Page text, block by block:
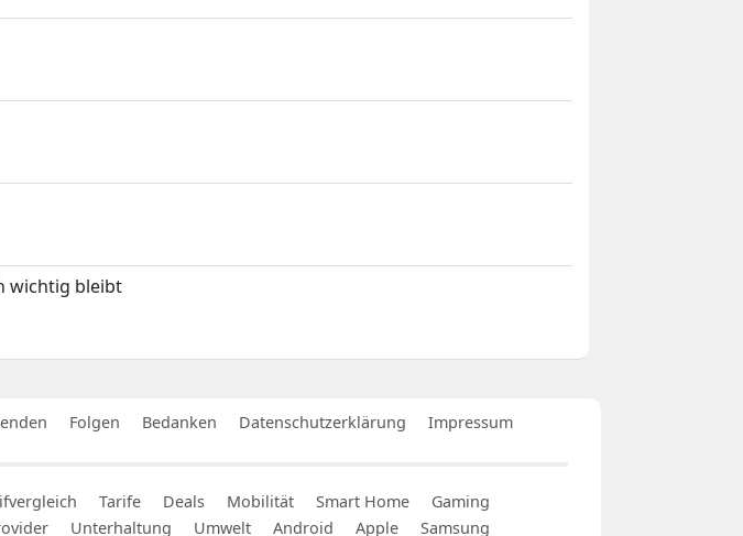
wichtig bleibt
Folgen Bedanken Datenschutzerklärung
Impressum
Tarife Deals Mobilität Smart Home
Gaming
Unterhaltung Umwelt Android Apple Samsung